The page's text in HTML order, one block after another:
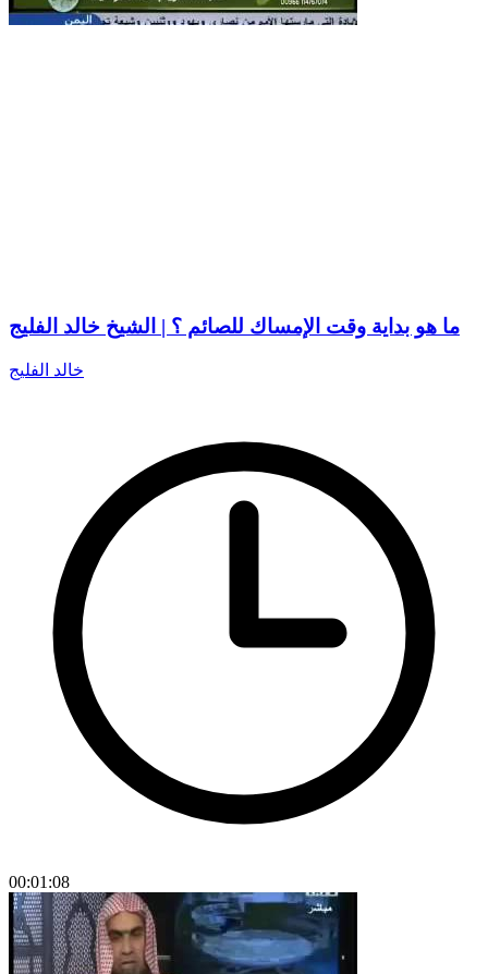
ما هو بداية وقت الإمساك للصائم ؟ | الشيخ خالد الفليج
خالد الفليج
00:01:08